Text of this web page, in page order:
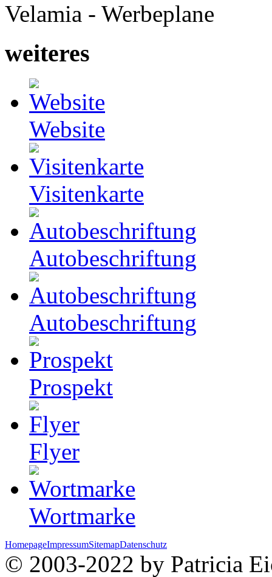
Velamia - Werbeplane
weiteres
Website
Visitenkarte
Autobeschriftung
Autobeschriftung
Prospekt
Flyer
Wortmarke
HomepageImpressumSitemapDatenschutz
© 2003-2022 by Patricia